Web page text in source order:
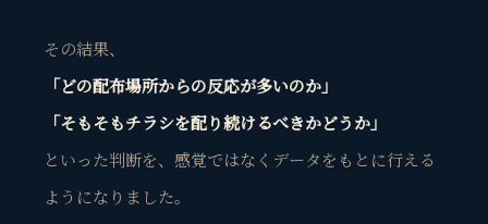
その結果、
「どの配布場所からの反応が多いのか」
「そもそもチラシを配り続けるべきかどうか」
といった判断を、感覚ではなくデータをもとに行える
ようになりました。